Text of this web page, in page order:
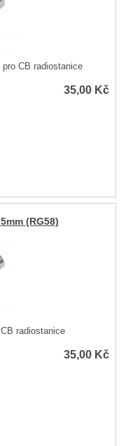
pro CB radiostanice
35,00 Kč
(RG58)
radiostanice
35,00 Kč